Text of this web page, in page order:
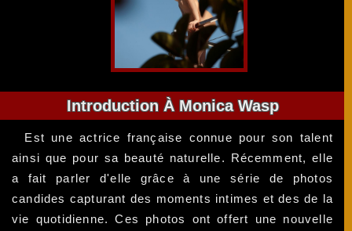
Introduction À Monica Wasp
Est une actrice française connue pour son talent
ainsi que pour sa beauté naturelle. Récemment, elle
a fait parler d'elle grâce à une série de photos
candides capturant des moments intimes et des de la
vie quotidienne. Ces photos ont offert une nouvelle